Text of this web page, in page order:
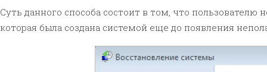
Суть данного способа состоит в том, что
которая была создана системой еще до появления